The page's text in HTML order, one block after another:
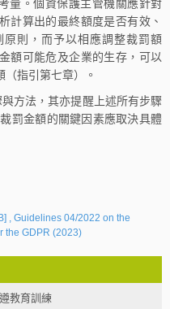
量。個資保護主管機關應針對
計算出的最終額度是否有效、
則，而予以相應調整裁罰額
額可能危及企業的生存，可以
指引第七章）。
方法，其亦提醒上述所有步驟
罰金額的關鍵因素應取決具體
, Guidelines 04/2022 on the
the GDPR (2023)
教育訓練